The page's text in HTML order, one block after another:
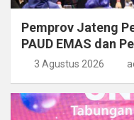
Pemprov Jateng
PAUD EMAS dan
3 Agustus 2026